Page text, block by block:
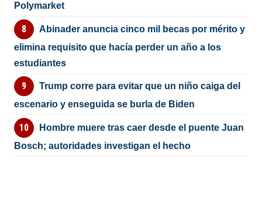
Polymarket
Abinader anuncia cinco mil becas por mérito y
elimina requisito que hacía perder un año a los
estudiantes
Trump corre para evitar que un niño caiga del
escenario y enseguida se burla de Biden
Hombre muere tras caer desde el puente Juan
Bosch; autoridades investigan el hecho